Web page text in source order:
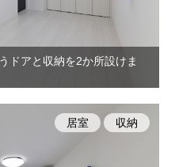
ドアと収納を2か所設けま
居室 収納